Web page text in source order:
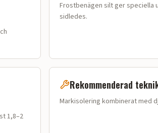
Frostbenägen silt ger speciella
sidledes.
1,8–2
Rekommenderad
Markisolering kombinerat med